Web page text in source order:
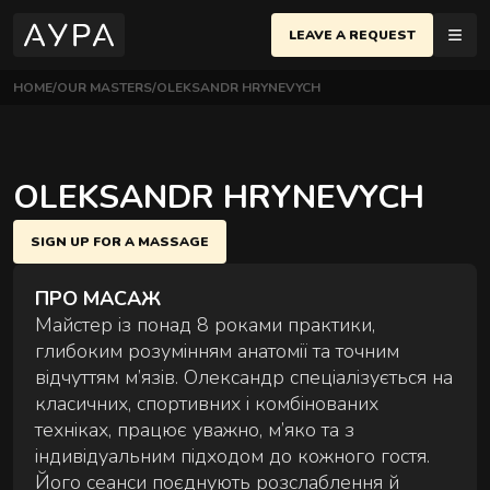
LEAVE A REQUEST
HOME OUR MASTERS OLEKSANDR HRYNEVYCH
OLEKSANDR HRYNEVYCH
SIGN UP FOR A MASSAGE
ПРО МАСАЖ
Майстер із понад 8 роками практики,
глибоким розумінням анатомії та точним
відчуттям м’язів. Олександр спеціалізується на
класичних, спортивних і комбінованих
техніках, працює уважно, м’яко та з
індивідуальним підходом до кожного гостя.
Його сеанси поєднують розслаблення й
POLTAVA
DISTRICT
Konovaltsya St., Kyiv
DISTRICT
St., Kyiv
MASSAGES
BASIC MASSAGES
Most popular techniques for relaxation and body
recovery